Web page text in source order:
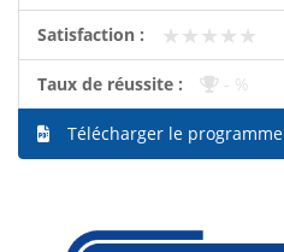
Satisfaction : ★★★★★
★★★★★
Taux de réussite : - %
Télécharger le programme